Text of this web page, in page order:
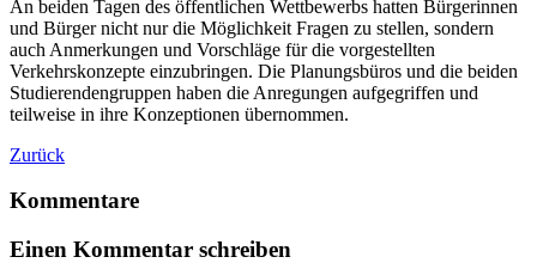
An beiden Tagen des öffentlichen Wettbewerbs hatten Bürgerinnen
und Bürger nicht nur die Möglichkeit Fragen zu stellen, sondern
auch Anmerkungen und Vorschläge für die vorgestellten
Verkehrskonzepte einzubringen. Die Planungsbüros und die beiden
Studierendengruppen haben die Anregungen aufgegriffen und
teilweise in ihre Konzeptionen übernommen.
Zurück
Kommentare
Einen Kommentar schreiben